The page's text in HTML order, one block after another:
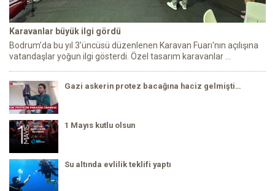
Karavanlar büyük ilgi gördü
Bodrum’da bu yıl 3’üncüsü düzenlenen Karavan Fuarı'nın açılışına
vatandaşlar yoğun ilgi gösterdi. Özel tasarım karavanlar ...
Gazi askerin protez bacağına haciz gelmişti…
1 Mayıs kutlu olsun
Su altında evlilik teklifi yaptı